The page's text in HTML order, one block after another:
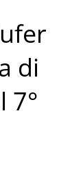
di
7°